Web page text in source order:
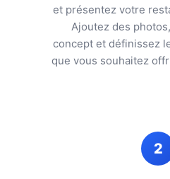
et présentez votre
Ajoutez des
concept et définissez
que vous souhaitez
2